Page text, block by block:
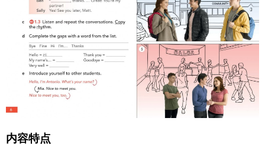
内容特点